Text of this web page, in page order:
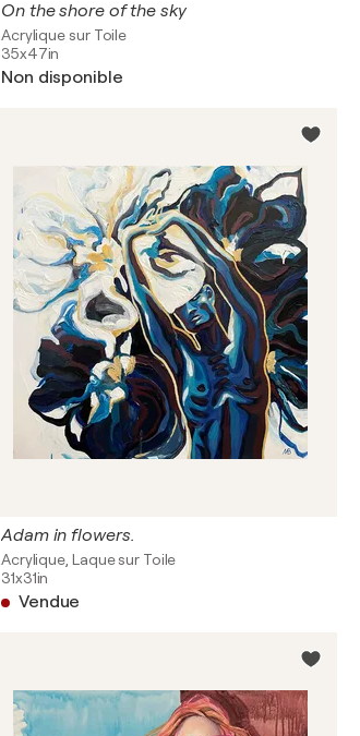
On the shore of the sky
Acrylique sur Toile
35x47in
Non disponible
Adam in flowers.
Acrylique, Laque sur Toile
31x31in
Vendue